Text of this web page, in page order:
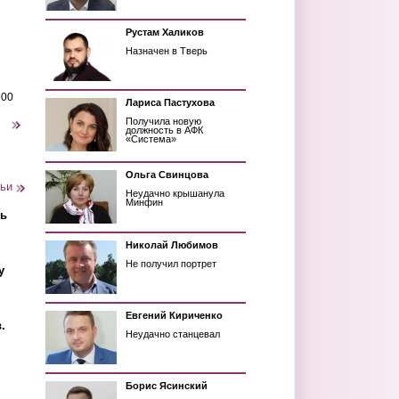
Рустам Халиков
Назначен в Тверь
Лариса Пастухова
Получила новую
должность в АФК
«Система»
Ольга Свинцова
Неудачно крышанула
Минфин
Николай Любимов
Не получил портрет
Евгений Кириченко
Неудачно станцевал
Борис Ясинский